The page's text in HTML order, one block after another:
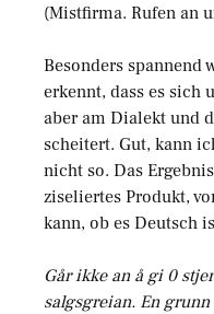
(Mistfirma. Rufen an
Besonders spannend
erkennt, dass es sich
aber am Dialekt und
scheitert. Gut, kann
nicht so. Das
ziseliertes Produkt,
kann, ob es Deutsch
Går ikke an å gi 0
salgsgreian. En